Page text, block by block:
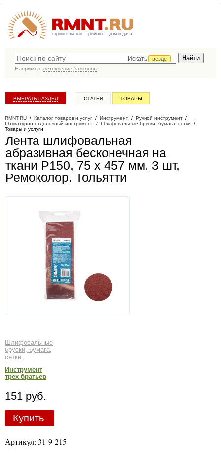
строительство ремонт дом и дача
Искать
везде
Например, остекление балконов
ВЫБРАТЬ РАЗДЕЛ СТАТЬИ ТОВАРЫ
RMNT.RU / Каталог товаров и услуг / Инструмент / Ручной инструмент /
Штукатурно-отделочный инструмент / Шлифовальные бруски, бумага, сетки /
Товары и услуги
Лента шлифовальная
абразивная бесконечная на
ткани Р150, 75 х 457 мм, 3 шт,
Ремоколор. Тольятти
Шлифовальные
бруски, бумага,
сетки
Инструмент
трех братьев
151 руб.
Купить
Артикул: 31-9-215